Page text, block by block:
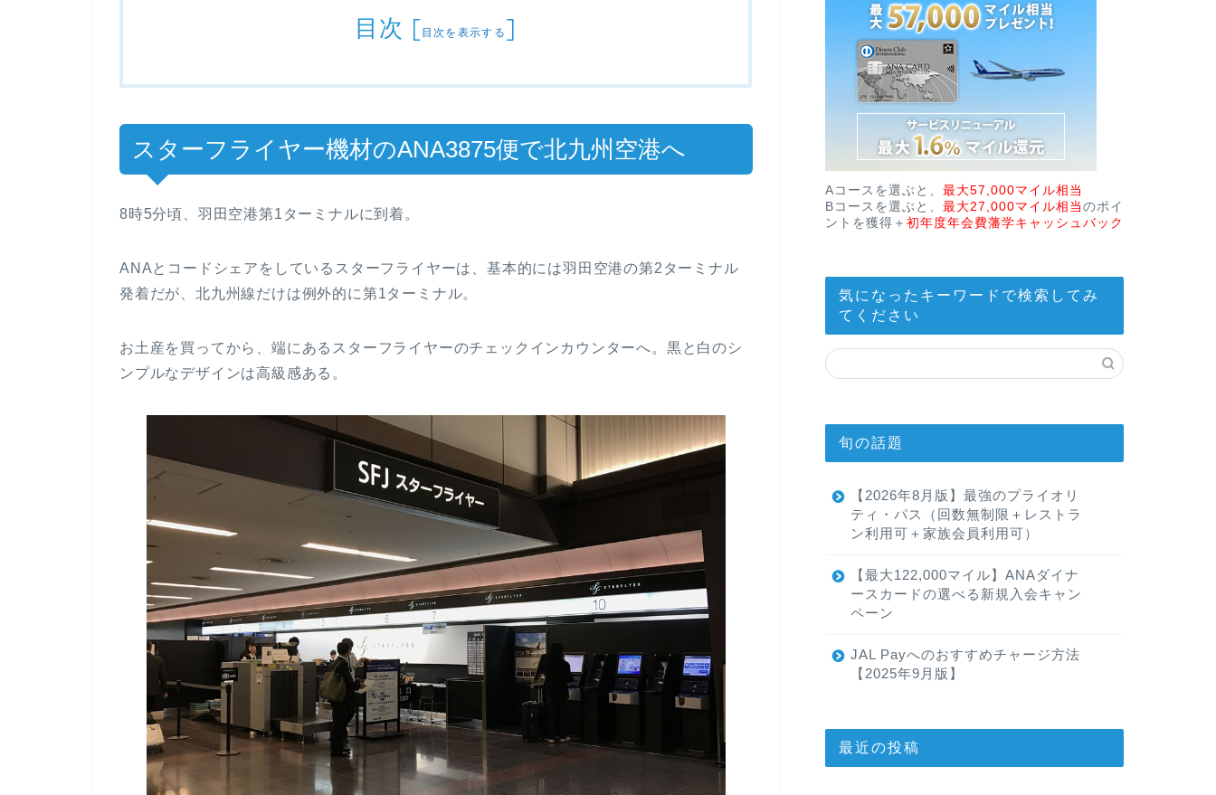
目次 [目次を表示する ]
スターフライヤー機材のANA3875便で北九州空港へ
8時5分頃、羽田空港第1ターミナルに到着。
ANAとコードシェアをしているスターフライヤーは、基本的には羽田空港の第2ターミナル
発着だが、北九州線だけは例外的に第1ターミナル。
お土産を買ってから、端にあるスターフライヤーのチェックインカウンターへ。黒と白のシ
ンプルなデザインは高級感ある。
Aコースを選ぶと、 最大57,000マイル相当
Bコースを選ぶと、 最大27,000マイル相当 のポイ
ントを獲得＋ 初年度年会費藩学キャッシュバック
気になったキーワードで検索してみ
てください
旬の話題
【2026年8月版】最強のプライオリ
ティ・パス（回数無制限＋レストラ
ン利用可＋家族会員利用可）
【最大122,000マイル】ANAダイナ
ースカードの選べる新規入会キャン
ペーン
JAL Payへのおすすめチャージ方法
【2025年9月版】
最近の投稿